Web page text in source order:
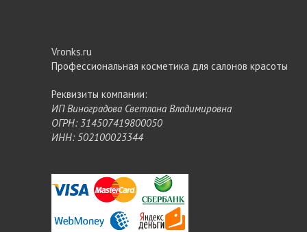
Vronks.ru
Профессиональная косметика для салонов красоты
Реквизиты компании:
ИП Виноградова Светлана Владимировна
ОГРН: 314507419800050
ИНН: 502100023344